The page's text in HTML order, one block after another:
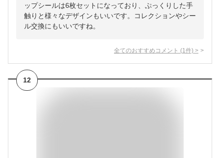
ップシールは6枚セットになっており、ぷっくりした手
触りと様々なデザインもいいです。コレクションやシー
ル交換にもいいですね。
全てのおすすめコメント (1 件) >
12